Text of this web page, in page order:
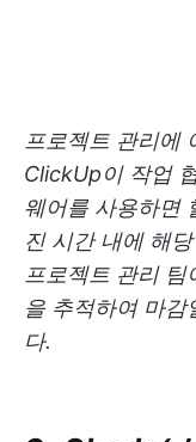
프로젝트 관리에
ClickUp이 작업
웨어를 사용하면
진 시간 내에 해
프로젝트 관리
을 추적하여 마감
다.